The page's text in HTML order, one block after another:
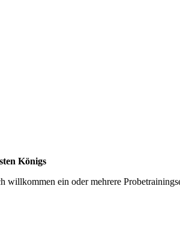
Königs
willkommen ein oder mehrere